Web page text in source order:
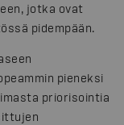
jotka ovat
pidempään.
pieneksi
priorisointia